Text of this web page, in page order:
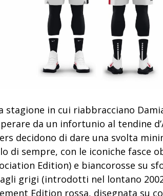
stagione in cui riabbracciano
da un infortunio al tendine
decidono di dare una svolta
di sempre, con le iconiche fasce
Edition) e biancorosse su
grigi (introdotti nel lontano
Edition rossa, disegnata su